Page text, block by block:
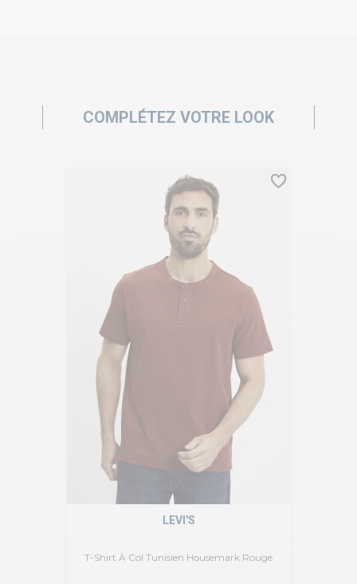
COMPLÉTEZ VOTRE LOOK
T-Shirt À Col Tunisien Housemark Rouge
LEVI'S